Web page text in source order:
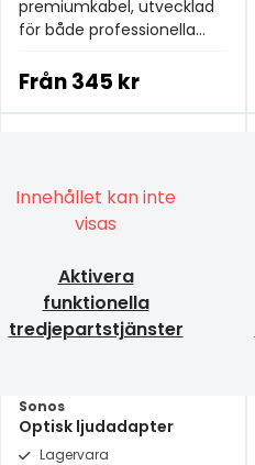
premiumkabel, utvecklad
för både professionella
Från345 kr
Innehållet kan inte
visas
Aktivera
funktionella
tredjepartstjänster
Sonos
Optisk ljudadapter
Lagervara